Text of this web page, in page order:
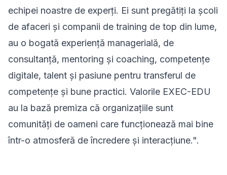
echipei noastre de experți. Ei sunt pregătiţi la şcoli
de afaceri şi companii de training de top din lume,
au o bogată experienţă managerială, de
consultanţă, mentoring și coaching, competențe
digitale, talent și pasiune pentru transferul de
competenţe şi bune practici. Valorile EXEC-EDU
au la bază premiza că organizaţiile sunt
comunităţi de oameni care funcţionează mai bine
într-o atmosferă de încredere şi interacţiune.".